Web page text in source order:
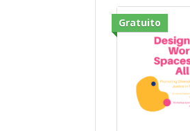
Gratuito